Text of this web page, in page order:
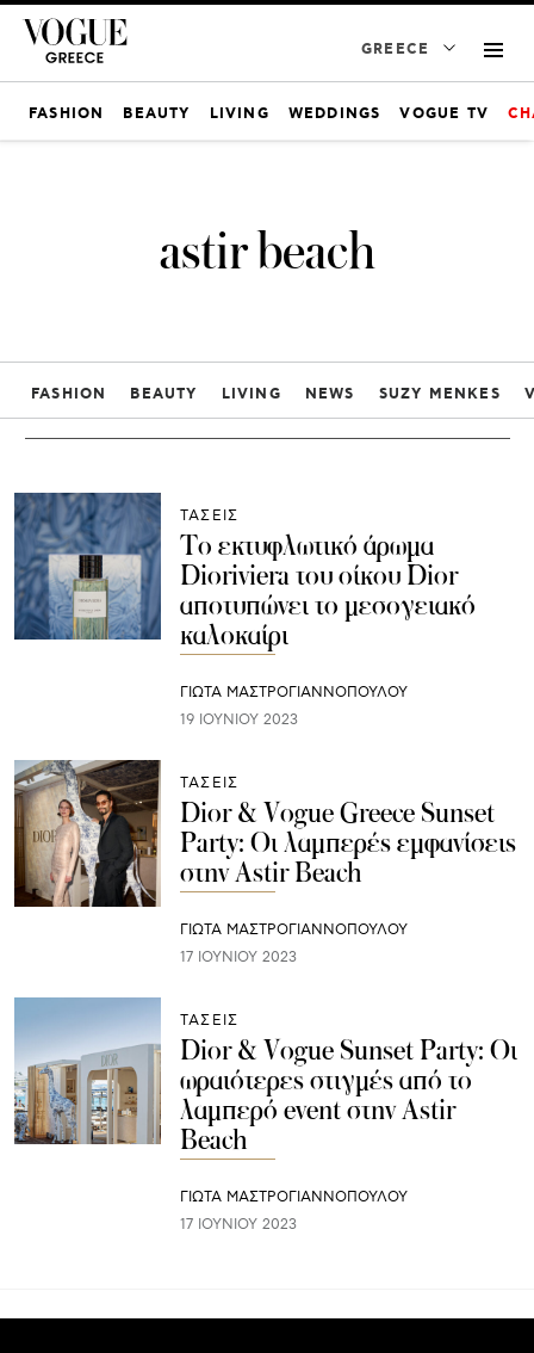
GREECE
FASHION BEAUTY LIVING WEDDINGS VOGUE TV
astir beach
FASHION BEAUTY LIVING NEWS SUZY MENKES
ΤΑΣΕΙΣ
Το εκτυφλωτικό άρωμα
Dioriviera του οίκου Dior
αποτυπώνει το μεσογειακό
καλοκαίρι
ΓΙΩΤΑ ΜΑΣΤΡΟΓΙΑΝΝΟΠΟΥΛΟΥ
19 ΙΟΥΝΊΟΥ 2023
ΤΑΣΕΙΣ
Dior & Vogue Greece Sunset
Party: Οι λαμπερές εμφανίσεις
στην Astir Beach
ΓΙΩΤΑ ΜΑΣΤΡΟΓΙΑΝΝΟΠΟΥΛΟΥ
17 ΙΟΥΝΊΟΥ 2023
ΤΑΣΕΙΣ
Dior & Vogue Sunset Party: Οι
ωραιότερες στιγμές από το
λαμπερό event στην Astir
Beach
ΓΙΩΤΑ ΜΑΣΤΡΟΓΙΑΝΝΟΠΟΥΛΟΥ
17 ΙΟΥΝΊΟΥ 2023